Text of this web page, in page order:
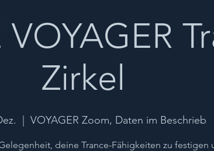
Zirkel
VOYAGER Zoom, Daten im Beschrieb
deine Trance-Fähigkeiten zu festigen